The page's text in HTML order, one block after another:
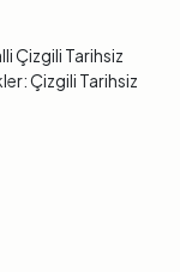
Çizgili Tarihsiz
Çizgili Tarihsiz